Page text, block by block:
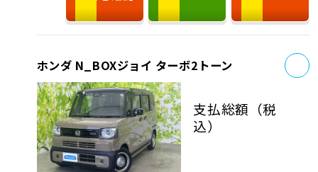
ホンダ N_BOXジョイ ターボ2トーン
支払総額 （税
込）